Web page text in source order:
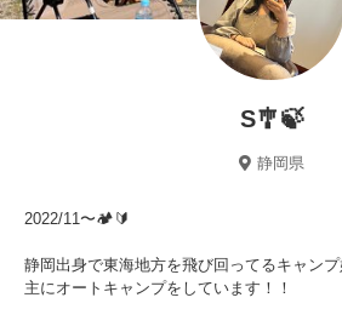
S🎐🍃
静岡県
2022/11〜🏕️🔰
静岡出身で東海地方を飛び回ってるキャン
主にオートキャンプをしています！！